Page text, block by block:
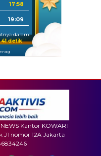
17:58
19:09
dalam:
detik
Kantor KOWARI
nomor 12A Jakarta